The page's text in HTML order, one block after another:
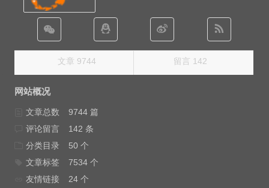
文章 9744 留言 142
网站概况
文章总数
9744 篇
评论留言
142 条
分类目录
50 个
文章标签
7534 个
友情链接
24 个